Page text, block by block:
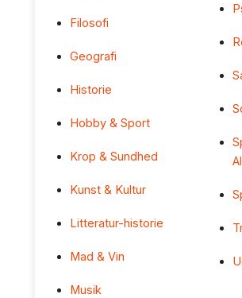
Filosofi
Geografi
Historie
Hobby & Sport
Krop & Sundhed
Kunst & Kultur
Litteratur-historie
Mad & Vin
Musik